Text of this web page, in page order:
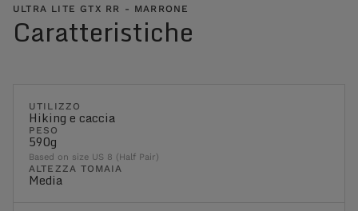
ULTRA LITE GTX RR - MARRONE
Caratteristiche
UTILIZZO
Hiking e caccia
PESO
590g
Based on size US 8 (Half Pair)
ALTEZZA TOMAIA
Media